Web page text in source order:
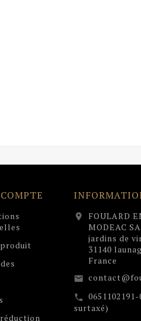
location_on
FOULARD
MODEAC
jardins de
31140
France
email
call
surtaxé)